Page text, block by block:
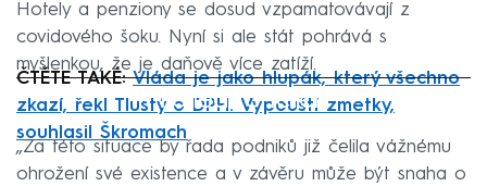
Hotely a penziony se dosud vzpamatovávají z
covidového šoku. Nyní si ale stát pohrává s
myšlenkou, že je daňově více zatíží.
Failed to fetch
ČTĚTE TAKÉ:Vláda je jako hlupák, který všechno
zkazí, řekl Tlustý o DPH. Vypouští zmetky,
souhlasil Škromach
„Za této situace by řada podniků již čelila vážnému
ohrožení své existence a v závěru může být snaha o